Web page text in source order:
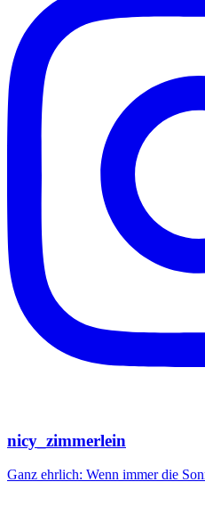
nicy_zimmerlein
Ganz ehrlich: Wenn immer die